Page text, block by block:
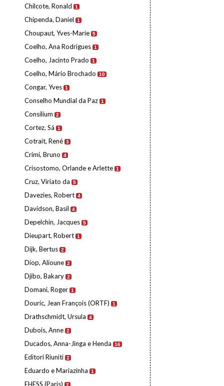
Chilcote, Ronald 1
Chipenda, Daniel 1
Choupaut, Yves-Marie 5
Coelho, Ana Rodrigues 1
Coelho, Jacinto Prado 1
Coelho, Mário Brochado 10
Congar, Yves 1
Conselho Mundial da Paz 1
Consilium 2
Cortez, Sá 1
Cotrait, René 3
Crimi, Bruno 4
Crisostomo, Orlande e Arlette 1
Cruz, Viriato da 5
Davezies, Robert 4
Davidson, Basil 4
Depelchin, Jacques 5
Dieupart, Robert 1
Dijk, Bertus 2
Diop, Alioune 2
Djibo, Bakary 2
Domani, Roger 1
Douric, Jean François (ORTF) 1
Drathschmidt, Ursula 4
Dubois, Anne 2
Ducados, Anna-Jinga e Henda 16
Editori Riuniti 2
Eduardo e Mariazinha 1
EHESS (Paris) 2